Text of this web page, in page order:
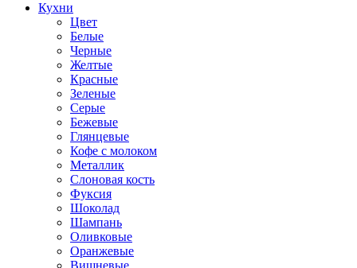
Кухни
Цвет
Белые
Черные
Желтые
Красные
Зеленые
Серые
Бежевые
Глянцевые
Кофе с молоком
Металлик
Слоновая кость
Фуксия
Шоколад
Шампань
Оливковые
Оранжевые
Вишневые